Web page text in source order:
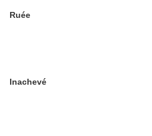
Ruée
Inachevé